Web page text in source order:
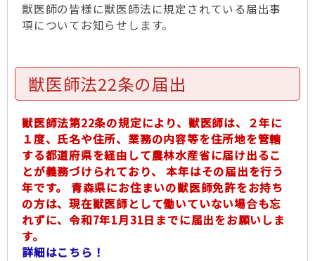
獣医師の皆様に獣医師法に規定されている届出事
項についてお知らせします。
獣医師法22条の届出
獣医師法第22条の規定により、獣医師は、２年に
１度、氏名や住所、業務の内容等を住所地を管轄
する都道府県を経由して農林水産省に届け出るこ
とが義務づけられており、 本年はその届出を行う
年です。 青森県にお住まいの獣医師免許をお持ち
の方は、現在獣医師として働いていない場合も忘
れずに、令和7年1月31日までに届出をお願いしま
す。
詳細はこちら！